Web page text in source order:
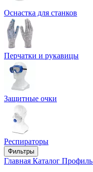
Оснастка для станков
Перчатки и рукавицы
Защитные очки
Респираторы
Фильтры
Главная Каталог Профиль